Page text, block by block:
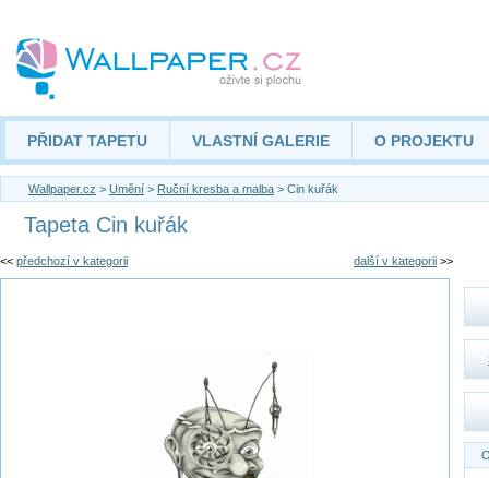
PŘIDAT TAPETU VLASTNÍ GALERIE O PROJEKTU
Wallpaper.cz > Umění > Ruční kresba a malba > Cin kuřák
Tapeta Cin kuřák
<< předchozí v kategorii další v kategorii >>